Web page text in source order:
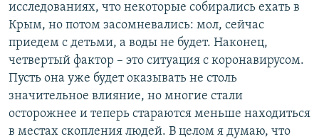
исследованиях, что некоторые собирались ехать в
Крым, но потом засомневались: мол, сейчас
приедем с детьми, а воды не будет. Наконец,
четвертый фактор – это ситуация с коронавирусом.
Пусть она уже будет оказывать не столь
значительное влияние, но многие стали
осторожнее и теперь стараются меньше находиться
в местах скопления людей. В целом я думаю, что